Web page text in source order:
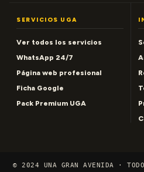
SERVICIOS UGA
Ver todos los servicios
WhatsApp 24/7
Página web profesional
Ficha Google
Pack Premium UGA
© 2024 UNA GRAN AVENIDA ·